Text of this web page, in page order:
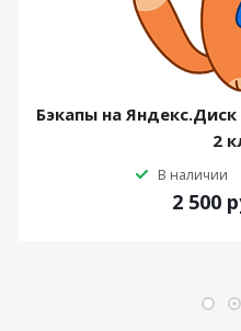
Бэкапы на
2
В наличии
2 500